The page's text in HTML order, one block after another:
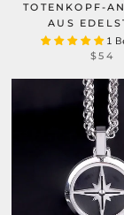
TOTENKOPF-
AUS
1
$54